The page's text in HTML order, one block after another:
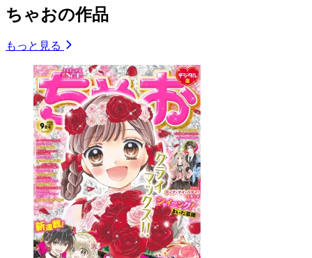
ちゃおの作品
もっと見る